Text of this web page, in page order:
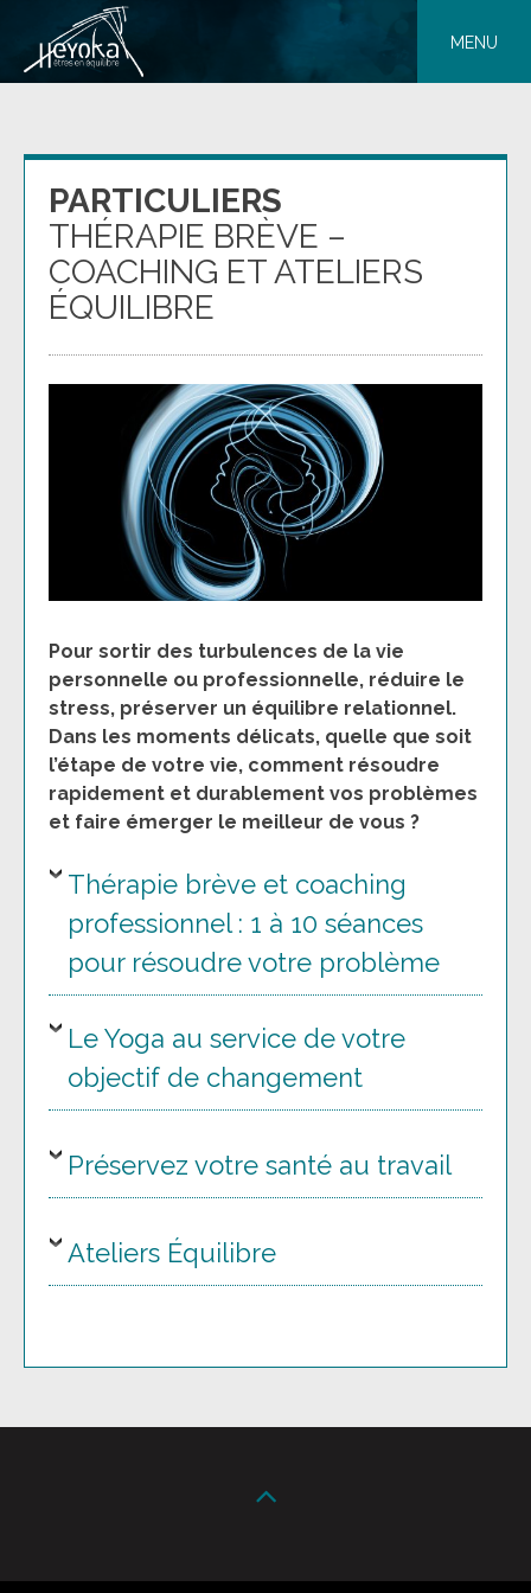
content
MENU
PARTICULIERS
THÉRAPIE BRÈVE –
COACHING ET ATELIERS
ÉQUILIBRE
Pour sortir des turbulences de la vie
personnelle ou professionnelle, réduire le
stress, préserver un équilibre relationnel.
Dans les moments délicats, quelle que soit
l’étape de votre vie, comment résoudre
rapidement et durablement vos problèmes
et faire émerger le meilleur de vous ?
Thérapie brève et coaching
professionnel : 1 à 10 séances
pour résoudre votre problème
Le Yoga au service de votre
objectif de changement
Préservez votre santé au travail
Ateliers Équilibre